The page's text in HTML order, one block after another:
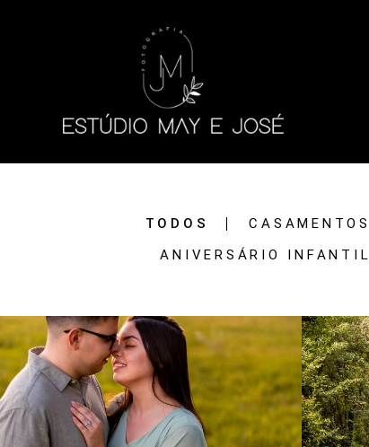
TODOS CASAMENTOS
ANIVERSÁRIO INFANTIL